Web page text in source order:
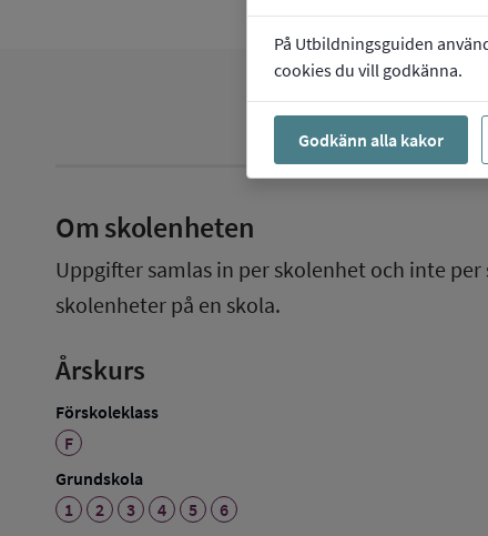
På Utbildningsguiden
cookies du vill godkänna.
Godkänn alla kakor
Om skolenheten
Uppgifter samlas in per skolenhet och inte
skolenheter på en skola.
Årskurs
Förskoleklass
F
Grundskola
1
2 3 4 5 6